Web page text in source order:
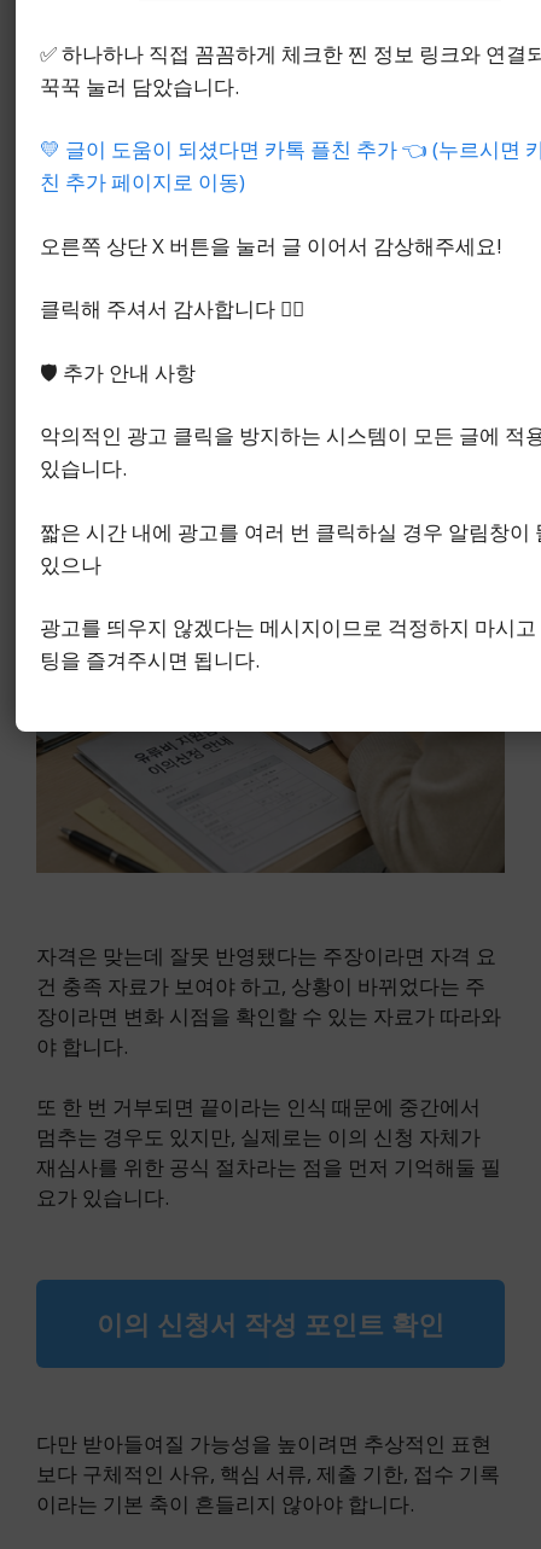
은 방향을 보고 있느냐에 달려 있습니다.
자격은 맞는데 잘못 반영됐다는 주장이라면 자격 요
건 충족 자료가 보여야 하고, 상황이 바뀌었다는 주
장이라면 변화 시점을 확인할 수 있는 자료가 따라와
야 합니다.
또 한 번 거부되면 끝이라는 인식 때문에 중간에서
멈추는 경우도 있지만, 실제로는 이의 신청 자체가
재심사를 위한 공식 절차라는 점을 먼저 기억해둘 필
요가 있습니다.
이의 신청서 작성 포인트 확인
다만 받아들여질 가능성을 높이려면 추상적인 표현
보다 구체적인 사유, 핵심 서류, 제출 기한, 접수 기록
이라는 기본 축이 흔들리지 않아야 합니다.
✅ 하나하나 직접 꼼꼼하게 체크한 찐 정보 링크와 연결
꾹꾹 눌러 담았습니다.
💛 글이 도움이 되셨다면 카톡 플친 추가 👈 (누르시면
친 추가 페이지로 이동)
오른쪽 상단 X 버튼을 눌러 글 이어서 감상해주세요!
클릭해 주셔서 감사합니다 🙇‍♂️
🛡️ 추가 안내 사항
악의적인 광고 클릭을 방지하는 시스템이 모든 글에 적
있습니다.
짧은 시간 내에 광고를 여러 번 클릭하실 경우 알림창이
있으나
광고를 띄우지 않겠다는 메시지이므로 걱정하지 마시
팅을 즐겨주시면 됩니다.